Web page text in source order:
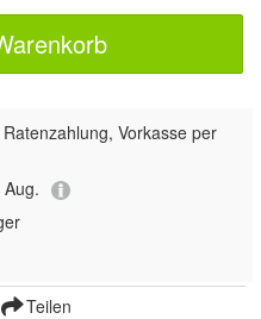
Vorkasse per
Teilen